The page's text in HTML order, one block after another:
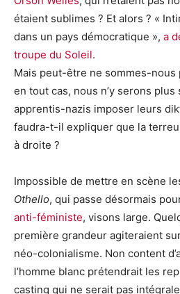
étaient sublimes ? Et alors ? «
dans un pays démocratique », a
troupe du Soleil.
Mais peut-être ne sommes-
en tout cas, nous n’y serons
apprentis-nazis imposer leurs
faudra-t-il expliquer que la
à droite ?
Impossible de mettre en scène
Othello, qui passe désormais
anti-féministe, visons large.
première grandeur agiteraient
néo-colonialisme. Non content
l’homme blanc prétendrait les
casting qui ne serait pas